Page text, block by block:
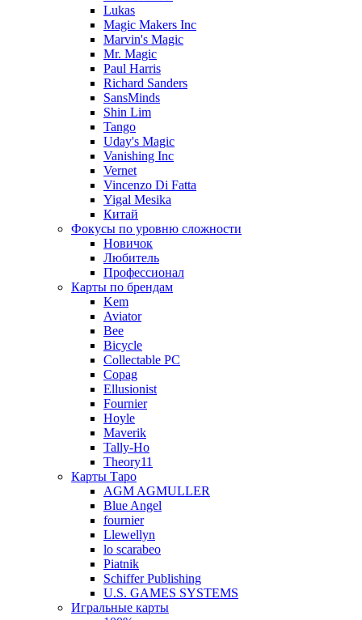
Lukas
Magic Makers Inc
Marvin's Magic
Mr. Magic
Paul Harris
Richard Sanders
SansMinds
Shin Lim
Tango
Uday's Magic
Vanishing Inc
Vernet
Vincenzo Di Fatta
Yigal Mesika
Китай
Фокусы по уровню сложности
Новичок
Любитель
Профессионал
Карты по брендам
Kem
Aviator
Bee
Bicycle
Collectable PC
Copag
Ellusionist
Fournier
Hoyle
Maverik
Tally-Ho
Theory11
Карты Таро
AGM AGMULLER
Blue Angel
fournier
Llewellyn
lo scarabeo
Piatnik
Schiffer Publishing
U.S. GAMES SYSTEMS
Игральные карты